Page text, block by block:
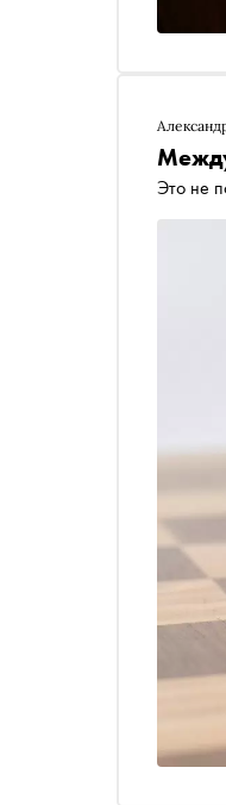
Это не